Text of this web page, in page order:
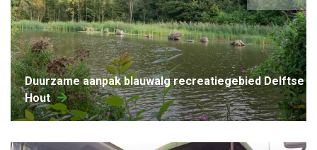
Duurzame aanpak blauwalg recreatiegebied Delftse
Hout